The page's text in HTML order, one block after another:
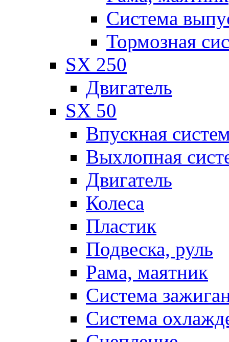
Система
Тормозная
SX 250
Двигатель
SX 50
Впускная
Выхлопная
Двигатель
Колеса
Пластик
Подвеска, руль
Рама, маятник
Система
Система